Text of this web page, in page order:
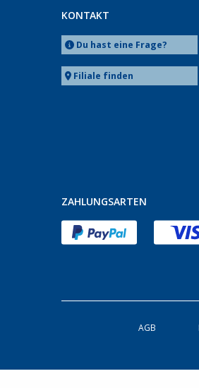
KONTAKT
Du hast eine Frage?
Filiale finden
ZAHLUNGSARTEN
AGB